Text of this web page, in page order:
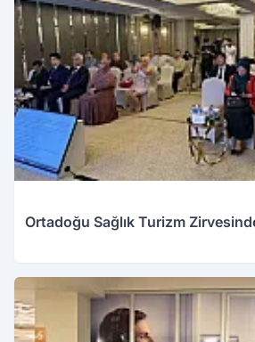
Ortadoğu Sağlık Turizm